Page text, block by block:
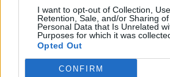
I want to opt-out of Collection, Use,
Retention, Sale, and/or Sharing
Personal Data that Is Unrelated
Purposes for which it was
Opted Out
CONFIRM
tételt árverezett el, és sok ezer kép
kiállításain. Kieselbach Tamás
tulajdonosa több mint 30 éves szakmai
rendelkezik. Elkötelezetten dolgozik a
és nemzetközi elismertetésén.
történetét újraíró albumaival